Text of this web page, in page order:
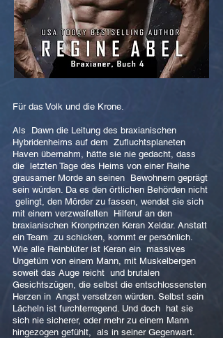
Für das Volk und die Krone.
Als Dawn die Leitung des braxianischen
Hybridenheims auf dem Zufluchtsplaneten
Haven übernahm, hätte sie nie gedacht, dass
die letzten Tage des Heims von einer Reihe
grausamer Morde an seinen Bewohnern geprägt
sein würden. Da es den örtlichen Behörden nicht
gelingt, den Mörder zu fassen, wendet sie sich
mit einem verzweifelten Hilferuf an den
braxianischen Kronprinzen Keran Xeldar. Anstatt
ein Team zu schicken, kommt er persönlich.
Wie alle Reinblüter ist Keran ein massives
Ungetüm von einem Mann, mit Muskelbergen
soweit das Auge reicht und brutalen
Gesichtszügen, die selbst die entschlossensten
Herzen in Angst versetzen würden. Selbst sein
Lächeln ist furchterregend. Und doch hat sie
sich nie sicherer, oder mehr zu einem Mann
hingezogen gefühlt, als in seiner Gegenwart.